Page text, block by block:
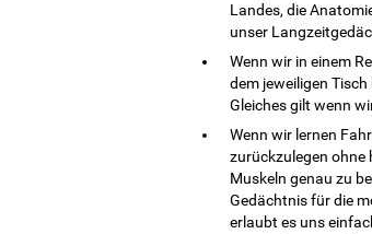
Landes, die
unser
Wenn wir in einem
dem jeweiligen
Gleiches gilt wenn
Wenn wir lernen
zurückzulegen ohne
Muskeln genau zu
Gedächtnis für die
erlaubt es uns